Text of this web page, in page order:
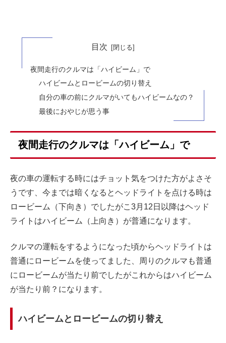
目次
夜間走行のクルマは「ハイビーム」で
ハイビームとロービームの切り替え
自分の車の前にクルマがいてもハイビームなの？
最後におやじが思う事
夜間走行のクルマは「ハイビーム」で
夜の車の運転する時にはチョット気をつけた方がよさそ
うです、今までは暗くなるとヘッドライトを点ける時は
ロービーム（下向き）でしたがこ3月12日以降はヘッド
ライトはハイビーム（上向き）が普通になります。
クルマの運転をするようになった頃からヘッドライトは
普通にロービームを使ってました、周りのクルマも普通
にロービームが当たり前でしたがこれからはハイビーム
が当たり前？になります。
ハイビームとロービームの切り替え